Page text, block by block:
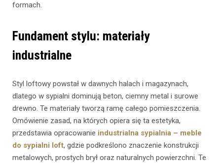
formach.
Fundament stylu: materiały
industrialne
Styl loftowy powstał w dawnych halach i magazynach,
dlatego w sypialni dominują beton, ciemny metal i surowe
drewno. Te materiały tworzą ramę całego pomieszczenia.
Omówienie zasad, na których opiera się ta estetyka,
przedstawia opracowanie industrialna sypialnia – meble
do sypialni loft, gdzie podkreślono znaczenie konstrukcji
metalowych, prostych brył oraz naturalnych powierzchni. Te